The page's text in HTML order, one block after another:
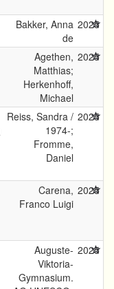
Bakker, Anna
de
2025
Agethen,
Matthias;
Herkenhoff,
Michael
2025
Reiss, Sandra /
1974-;
Fromme,
Daniel
2025
Carena,
Franco Luigi
2025
Auguste-
Viktoria-
Gymnasium.
2025